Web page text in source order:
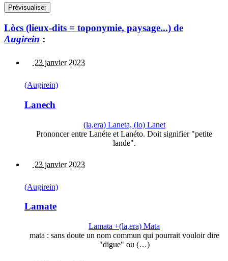
Lòcs (lieux-dits = toponymie, paysage...) de
Augirein :
23 janvier 2023
(Augirein)
Lanech
(la,era) Laneta, (lo) Lanet
Prononcer entre Lanéte et Lanéto. Doit signifier "petite
lande".
23 janvier 2023
(Augirein)
Lamate
Lamata +(la,era) Mata
mata : sans doute un nom commun qui pourrait vouloir dire
"digue" ou (…)